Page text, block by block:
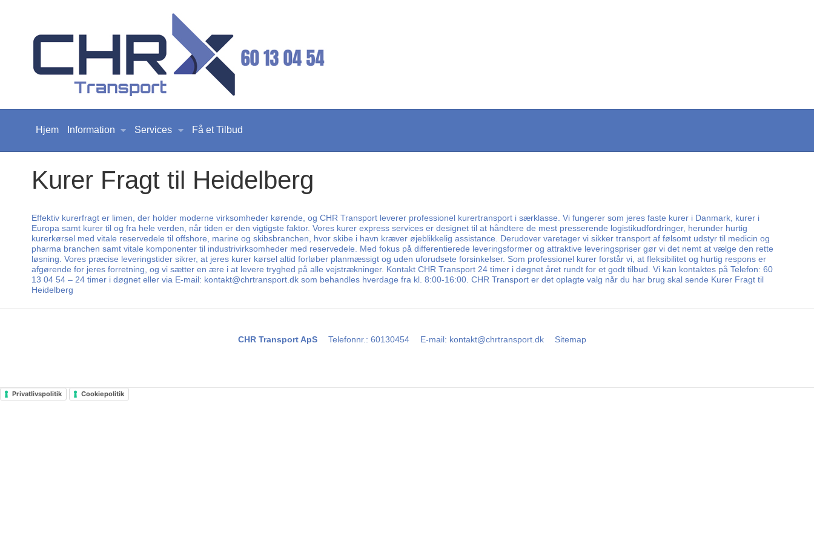
Hjem Information Services Få et Tilbud
Kurer Fragt til Heidelberg
Effektiv kurerfragt er limen, der holder moderne virksomheder kørende, og CHR Transport leverer professionel kurertransport i særklasse. Vi fungerer som jeres faste kurer i Danmark, kurer i
Europa samt kurer til og fra hele verden, når tiden er den vigtigste faktor. Vores kurer express services er designet til at håndtere de mest presserende logistikudfordringer, herunder hurtig
kurerkørsel med vitale reservedele til offshore, marine og skibsbranchen, hvor skibe i havn kræver øjeblikkelig assistance. Derudover varetager vi sikker transport af følsomt udstyr til medicin og
pharma branchen samt vitale komponenter til industrivirksomheder med reservedele. Med fokus på differentierede leveringsformer og attraktive leveringspriser gør vi det nemt at vælge den rette
løsning. Vores præcise leveringstider sikrer, at jeres kurer kørsel altid forløber planmæssigt og uden uforudsete forsinkelser. Som professionel kurer forstår vi, at fleksibilitet og hurtig respons er
afgørende for jeres forretning, og vi sætter en ære i at levere tryghed på alle vejstrækninger. Kontakt CHR Transport 24 timer i døgnet året rundt for et godt tilbud. Vi kan kontaktes på Telefon: 60
13 04 54 – 24 timer i døgnet eller via E-mail: kontakt@chrtransport.dk som behandles hverdage fra kl. 8:00-16:00. CHR Transport er det oplagte valg når du har brug skal sende Kurer Fragt til
Heidelberg
CHR Transport ApS Telefonnr. : 60130454 E-mail: kontakt@chrtransport.dk Sitemap
Privatlivspolitik Cookiepolitik